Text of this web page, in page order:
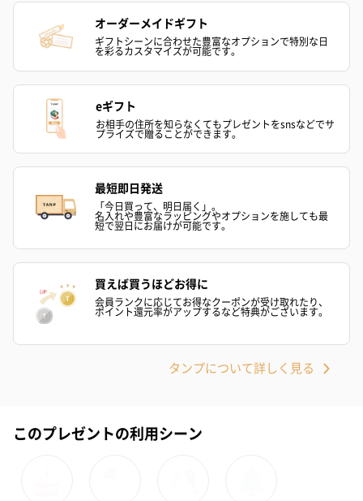
お渡し用の紙袋です。
商品に合わせたサイズをお届けします。
メッセージカード（通常・写真・グリーティング）
誕生日や結婚祝い・出産祝いなど、様々なシーンのメッセージカ
ードを同梱します。
オーダーメイドギフト
ギフトシーンに合わせた豊富なオプションで特別な日
を彩るカスタマイズが可能です。
eギフト
お相手の住所を知らなくてもプレゼントをsnsなどでサ
プライズで贈ることができます。
最短即日発送
「今日買って、明日届く」。
名入れや豊富なラッピングやオプションを施しても最
短で翌日にお届けが可能です。
買えば買うほどお得に
会員ランクに応じてお得なクーポンが受け取れたり、
ポイント還元率がアップするなど特典がございます。
タンプについて詳しく見る
このプレゼントの利用シーン